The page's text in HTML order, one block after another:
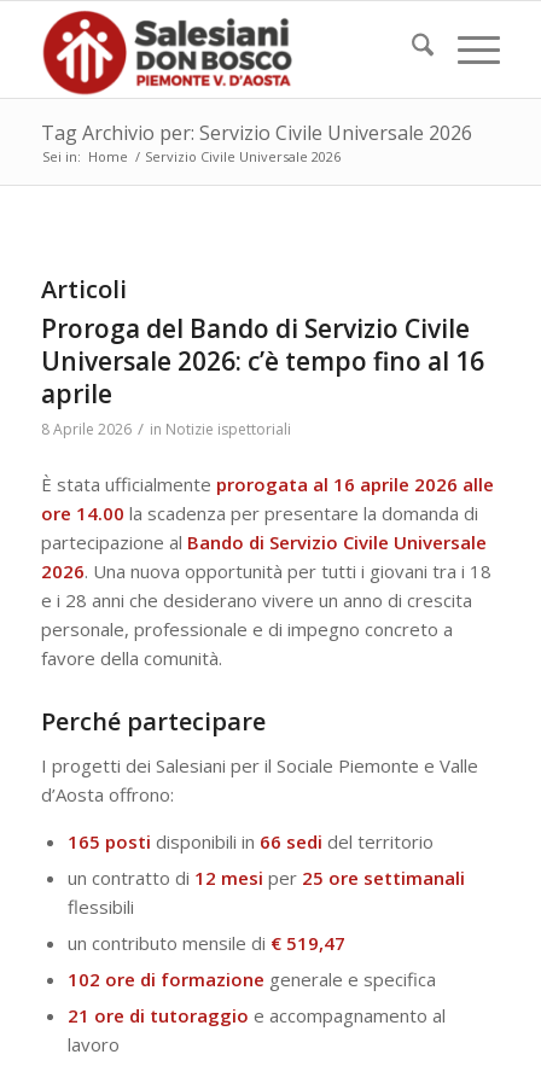
Tag Archivio per: Servizio Civile Universale 2026
Sei in: Home / Servizio Civile Universale 2026
Articoli
Proroga del Bando di Servizio Civile
Universale 2026: c’è tempo fino al 16
aprile
8 Aprile 2026 / in Notizie ispettoriali
È stata ufficialmente prorogata al 16 aprile 2026 alle
ore 14.00 la scadenza per presentare la domanda di
partecipazione al Bando di Servizio Civile Universale
2026. Una nuova opportunità per tutti i giovani tra i 18
e i 28 anni che desiderano vivere un anno di crescita
personale, professionale e di impegno concreto a
favore della comunità.
Perché partecipare
I progetti dei Salesiani per il Sociale Piemonte e Valle
d’Aosta offrono:
165 posti disponibili in 66 sedi del territorio
un contratto di 12 mesi per 25 ore settimanali
flessibili
un contributo mensile di € 519,47
102 ore di formazione generale e specifica
21 ore di tutoraggio e accompagnamento al
lavoro